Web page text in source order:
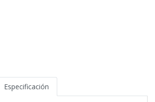
Especificación